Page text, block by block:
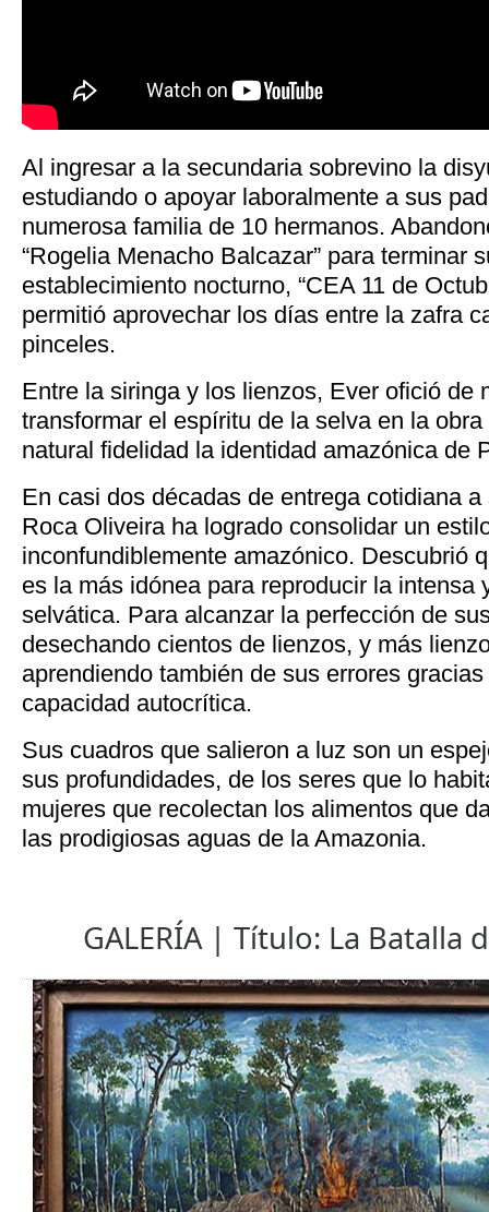
Al ingresar a la secundaria sobrevino la
estudiando o apoyar laboralmente a sus
numerosa familia de 10 hermanos.
“Rogelia Menacho Balcazar” para terminar
establecimiento nocturno, “CEA 11 de
permitió aprovechar los días entre la zafra
pinceles.
Entre la siringa y los lienzos, Ever ofició de
transformar el espíritu de la selva en la
natural fidelidad la identidad amazónica de
En casi dos décadas de entrega cotidiana
Roca Oliveira ha logrado consolidar un
inconfundiblemente amazónico. Descubrió
es la más idónea para reproducir la intensa
selvática. Para alcanzar la perfección de
desechando cientos de lienzos, y más
aprendiendo también de sus errores
capacidad autocrítica.
Sus cuadros que salieron a luz son un
sus profundidades, de los seres que lo
mujeres que recolectan los alimentos que
las prodigiosas aguas de la Amazonia.
GALERÍA | Título: La Batalla